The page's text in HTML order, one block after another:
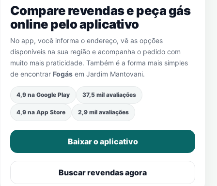
Compare revendas e peça gás
online pelo aplicativo
No app, você informa o endereço, vê as opções
disponíveis na sua região e acompanha o pedido com
muito mais praticidade. Também é a forma mais simples
de encontrar Fogás em Jardim Mantovani.
4,9 na Google Play 37,5 mil avaliações
4,9 na App Store 2,9 mil avaliações
Baixar o aplicativo
Buscar revendas agora